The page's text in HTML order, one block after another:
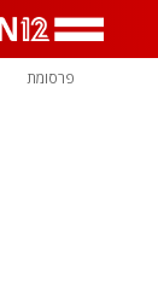
פרסומת